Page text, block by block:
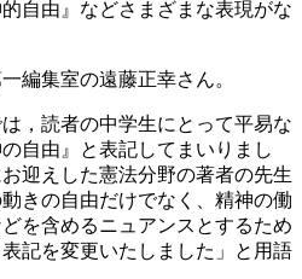
自由』などさまざまな表現がな
編集室の遠藤正幸さん。
，読者の中学生にとって平易な
自由』と表記してまいりまし
迎えした憲法分野の著者の先生
きの自由だけでなく、精神の働
を含めるニュアンスとするため
記を変更いたしました」と用語